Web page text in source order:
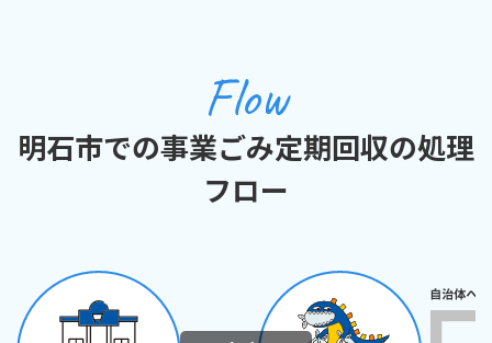
Flow
明石市での事業ごみ定期回収の処理
フロー